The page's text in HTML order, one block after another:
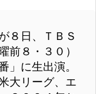
８日、ＴＢＳ
前８・３０）
」に生出演。
大リーグ、エ